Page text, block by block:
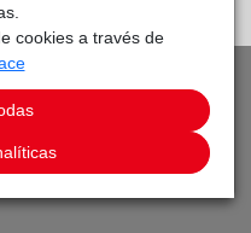
cookies a través de